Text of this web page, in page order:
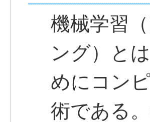
機械学習
ング）とは
めにコン
術である